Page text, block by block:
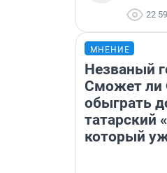
22
МНЕНИЕ
Незваный
Сможет ли
обыграть
татарский
который